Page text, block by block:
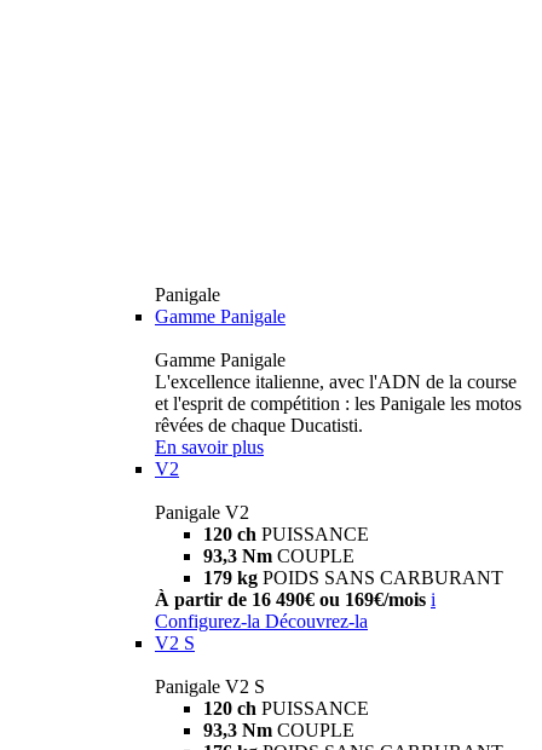
Panigale
Gamme Panigale
Gamme Panigale
L'excellence italienne, avec l'ADN de la course
et l'esprit de compétition : les Panigale les motos
rêvées de chaque Ducatisti.
En savoir plus
V2
Panigale V2
120 ch PUISSANCE
93,3 Nm COUPLE
179 kg POIDS SANS CARBURANT
À partir de 16 490€ ou 169€/mois i
Configurez-la Découvrez-la
V2 S
Panigale V2 S
120 ch PUISSANCE
93,3 Nm COUPLE